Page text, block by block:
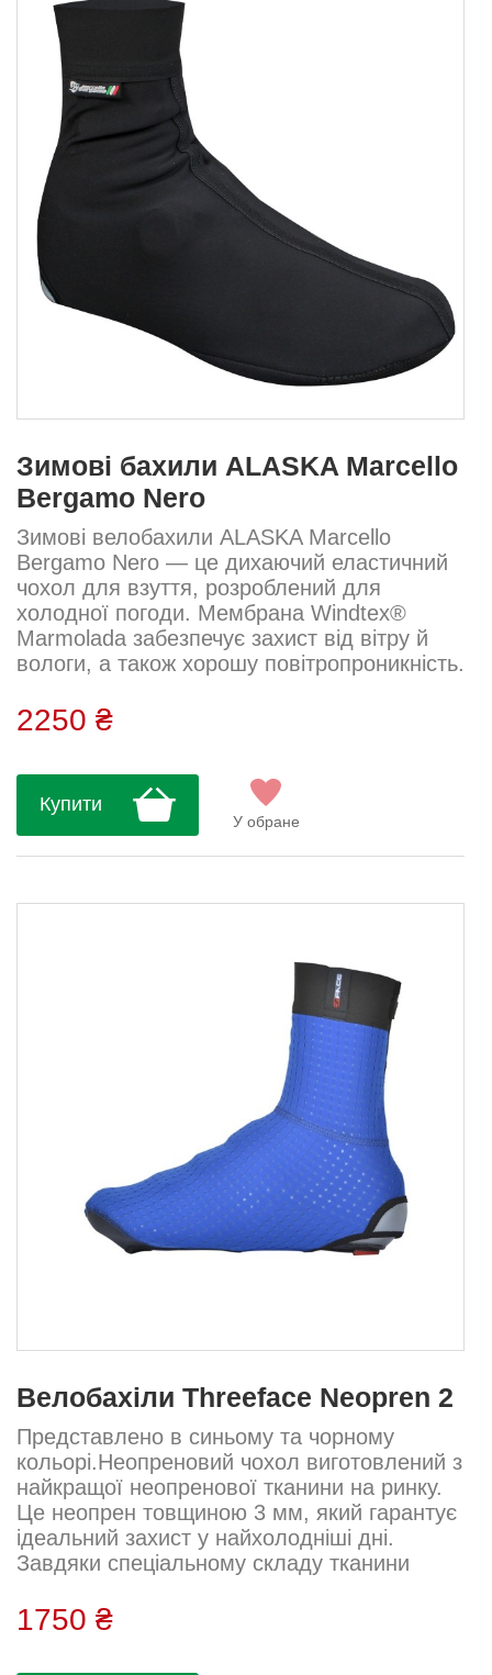
Зимові бахили ALASKA Marcello
Bergamo Nero
Зимові велобахили ALASKA Marcello
Bergamo Nero — це дихаючий еластичний
чохол для взуття, розроблений для
холодної погоди. Мембрана Windtex®
Marmolada забезпечує захист від вітру й
вологи, а також хорошу повітропроникність.
підвищує комфорт. Для зручності одягання
бахіли оснащені застібкою-липучкою та
Укріплений носок стійкий до розривів.
Світловідбивні вставки на п’яті покращують
видимість у темний час.Посадка:
стандартна Ск...
2250 ₴
Купити
У обране
Велобахіли Threeface Neopren 2
Представлено в синьому та чорному
кольорі.Неопреновий чохол виготовлений з
найкращої неопренової тканини на ринку.
Це неопрен товщиною 3 мм, який гарантує
ідеальний захист у найхолодніші дні.
Завдяки спеціальному складу тканини
захищеною від вітру та
дощу.Водонепроникна блискавка підвищує
1750 ₴